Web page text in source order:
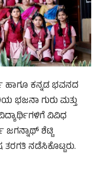
ಹಾಗೂ ಕನ್ನಡ ಭವನದ
ಭಜನಾ ಗುರು ಮತ್ತು
ವಿವಿಧ
ಶೆಟ್ಟಿ
ನಡೆಸಿಕೊಟ್ಟರು.